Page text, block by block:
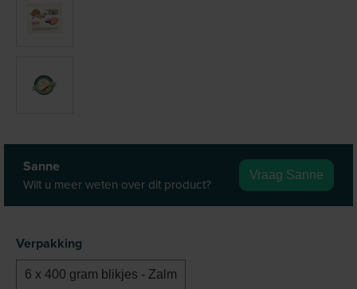
Sanne
Wilt u meer weten over dit product?
Vraag Sanne
Selecteer
Verpakking
6 x 400 gram blikjes - Zalm